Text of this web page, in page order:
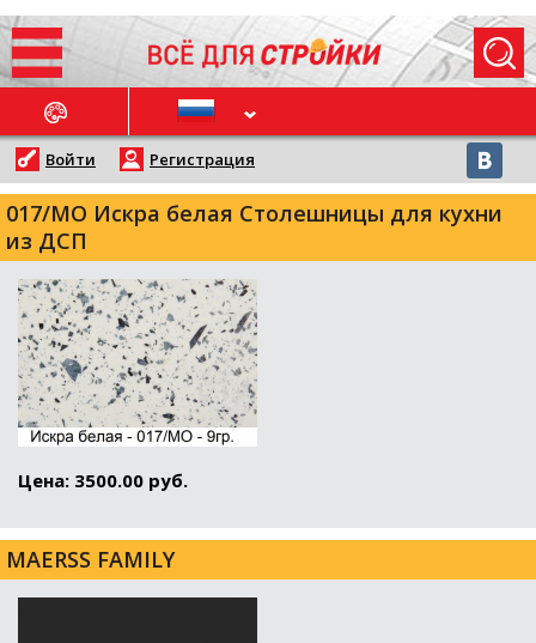
НОВОСТИ
Войти Регистрация
017/MO Искра белая Столешницы для кухни
из ДСП
Цена: 3500.00 руб.
MAERSS FAMILY